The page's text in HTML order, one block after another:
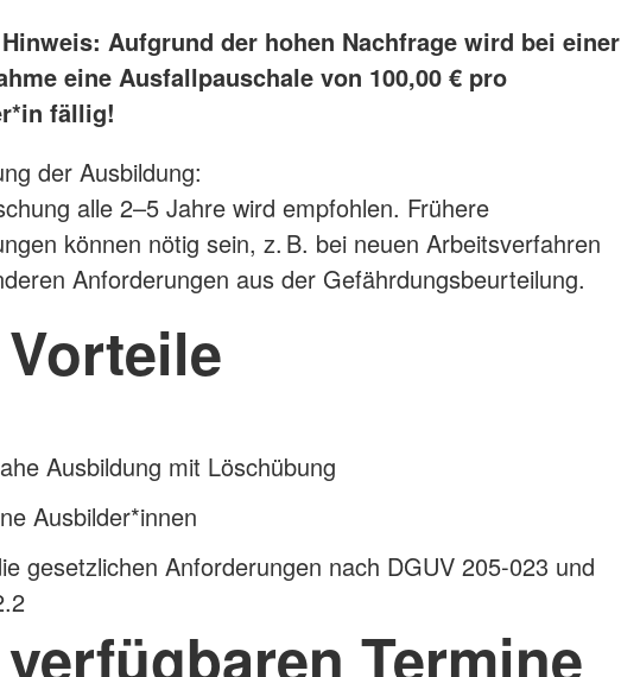
Aufgrund der hohen Nachfrage wird bei einer
eine Ausfallpauschale von 100,00 € pro
fällig!
der Ausbildung:
alle 2–5 Jahre wird empfohlen. Frühere
können nötig sein, z. B. bei neuen Arbeitsverfahren
Anforderungen aus der Gefährdungsbeurteilung.
Ausbildung mit Löschübung
Ausbilder*innen
gesetzlichen Anforderungen nach DGUV 205-023 und
Termine